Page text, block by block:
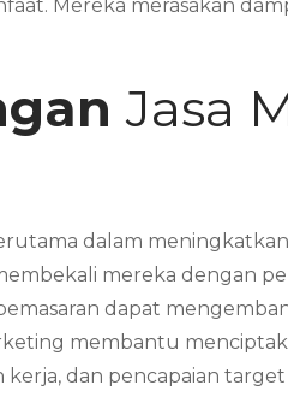
Mereka merasakan
Jasa
dalam
mereka dengan
dapat
membantu
dan pencapaian